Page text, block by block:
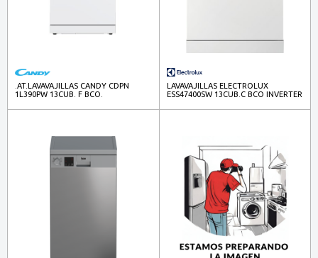
.AT.LAVAVAJILLAS CANDY CDPN
1L390PW 13CUB. F BCO.
LAVAVAJILLAS ELECTROLUX
ESS47400SW 13CUB.C BCO INVERTER